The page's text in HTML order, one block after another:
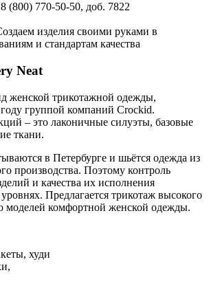
8 (800) 770-50-50, доб. 7822
изделия своими руками в
и стандартам качества
Neat
женской трикотажной одежды,
группой компаний Crockid.
– это лаконичные силуэты, базовые
ткани.
в Петербурге и шьётся одежда из
производства. Поэтому контроль
и качества их исполнения
Предлагается трикотаж высокого
моделей комфортной женской одежды.
худи